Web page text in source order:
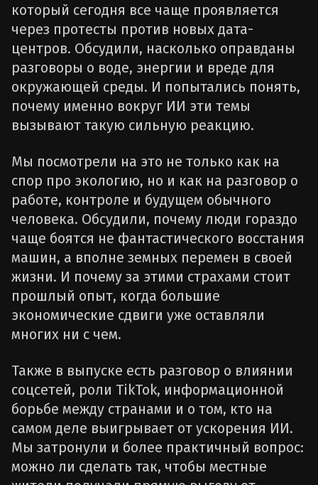
который сегодня все чаще проявляется
через протесты против новых дата-
центров. Обсудили, насколько оправданы
разговоры о воде, энергии и вреде для
окружающей среды. И попытались понять,
почему именно вокруг ИИ эти темы
вызывают такую сильную реакцию.
Мы посмотрели на это не только как на
спор про экологию, но и как на разговор о
работе, контроле и будущем обычного
человека. Обсудили, почему люди гораздо
чаще боятся не фантастического восстания
машин, а вполне земных перемен в своей
жизни. И почему за этими страхами стоит
прошлый опыт, когда большие
экономические сдвиги уже оставляли
многих ни с чем.
Также в выпуске есть разговор о влиянии
соцсетей, роли TikTok, информационной
борьбе между странами и о том, кто на
самом деле выигрывает от ускорения ИИ.
Мы затронули и более практичный вопрос:
можно ли сделать так, чтобы местные